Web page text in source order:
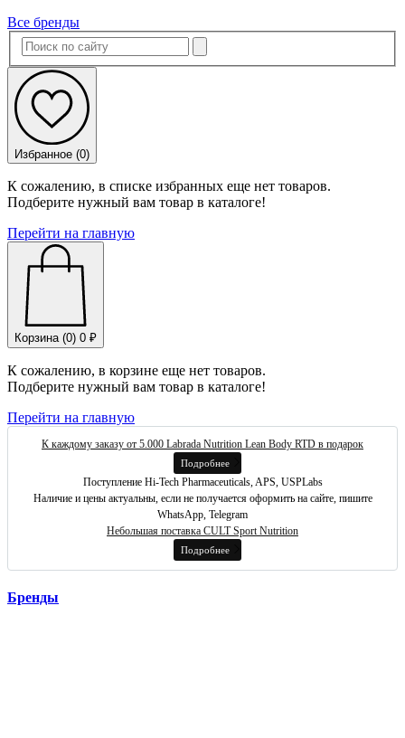
Все бренды
Избранное (0)
К сожалению, в списке избранных еще нет товаров.
Подберите нужный вам товар в каталоге!
Перейти на главную
Корзина (0) 0 ₽
К сожалению, в корзине еще нет товаров.
Подберите нужный вам товар в каталоге!
Перейти на главную
К каждому заказу от 5.000 Labrada Nutrition Lean Body RTD в подарок
Подробнее
Поступление Hi-Tech Pharmaceuticals, APS, USPLabs
Наличие и цены актуальны, если не получается оформить на сайте, пишите
WhatsApp, Telegram
Небольшая поставка CULT Sport Nutrition
Подробнее
Бренды